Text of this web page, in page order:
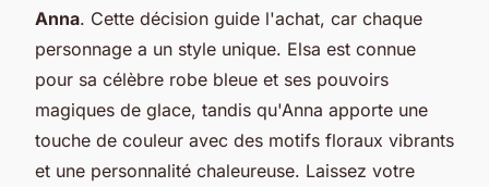
Anna. Cette décision guide l'achat, car chaque
personnage a un style unique. Elsa est connue
pour sa célèbre robe bleue et ses pouvoirs
magiques de glace, tandis qu'Anna apporte une
touche de couleur avec des motifs floraux vibrants
et une personnalité chaleureuse. Laissez votre